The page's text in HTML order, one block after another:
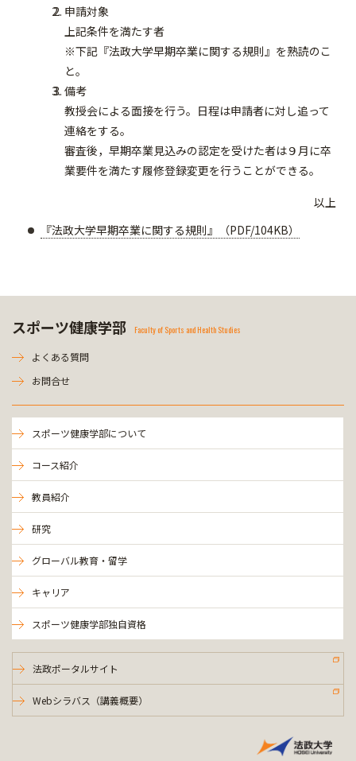
申請対象
上記条件を満たす者
※下記『法政大学早期卒業に関する規則』を熟読のこ
と。
備考
教授会による面接を行う。日程は申請者に対し追って
連絡をする。
審査後，早期卒業見込みの認定を受けた者は９月に卒
業要件を満たす履修登録変更を行うことができる。
以上
『法政大学早期卒業に関する規則』（PDF/104KB）
スポーツ健康学部 Faculty of Sports and Health Studies
よくある質問
お問合せ
スポーツ健康学部について
コース紹介
教員紹介
研究
グローバル教育・留学
キャリア
スポーツ健康学部独自資格
法政ポータルサイト
Webシラバス（講義概要）